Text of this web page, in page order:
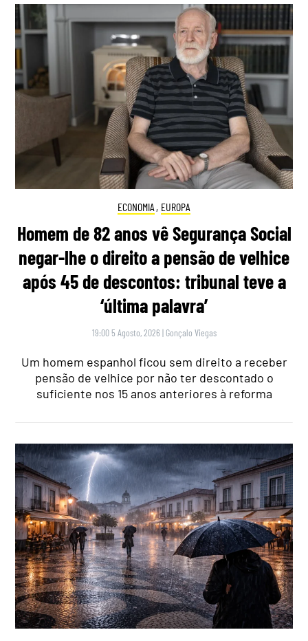
ECONOMIA , EUROPA
Homem de 82 anos vê Segurança Social
negar-lhe o direito a pensão de velhice
após 45 de descontos: tribunal teve a
‘última palavra’
19:00 5 Agosto, 2026 | Gonçalo Viegas
Um homem espanhol ficou sem direito a receber
pensão de velhice por não ter descontado o
suficiente nos 15 anos anteriores à reforma